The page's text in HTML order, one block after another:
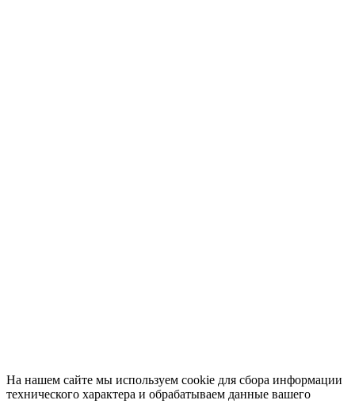
На нашем сайте мы используем cookie для сбора информации
технического характера и обрабатываем данные вашего